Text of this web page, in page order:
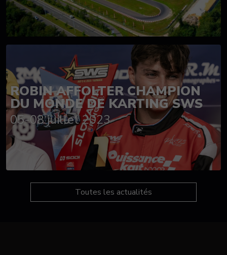
ROBIN AFFOLTER CHAMPION
DU MONDE DE KARTING SWS
05-08 juillet 2023
Toutes les actualités